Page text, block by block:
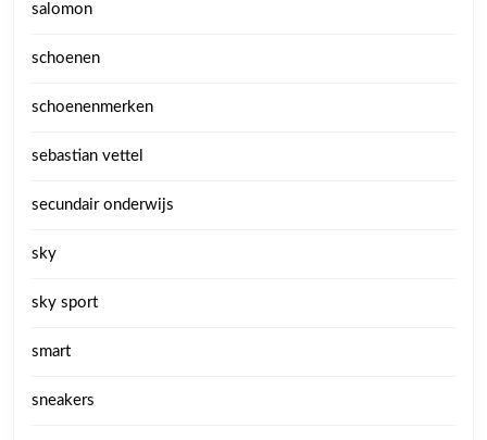
salomon
schoenen
schoenenmerken
sebastian vettel
secundair onderwijs
sky
sky sport
smart
sneakers